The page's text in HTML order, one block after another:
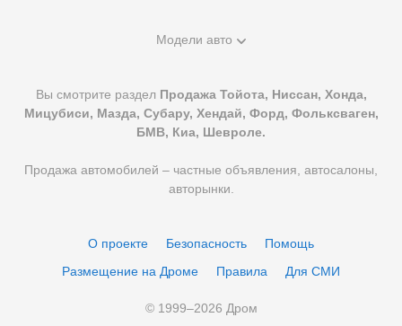
Модели авто
Вы смотрите раздел Продажа Тойота, Ниссан, Хонда,
Мицубиси, Мазда, Субару, Хендай, Форд, Фольксваген,
БМВ, Киа, Шевроле.
Продажа автомобилей – частные объявления, автосалоны,
авторынки.
О проекте Безопасность
Помощь
Размещение на Дроме
Правила Для СМИ
© 1999–2026 Дром